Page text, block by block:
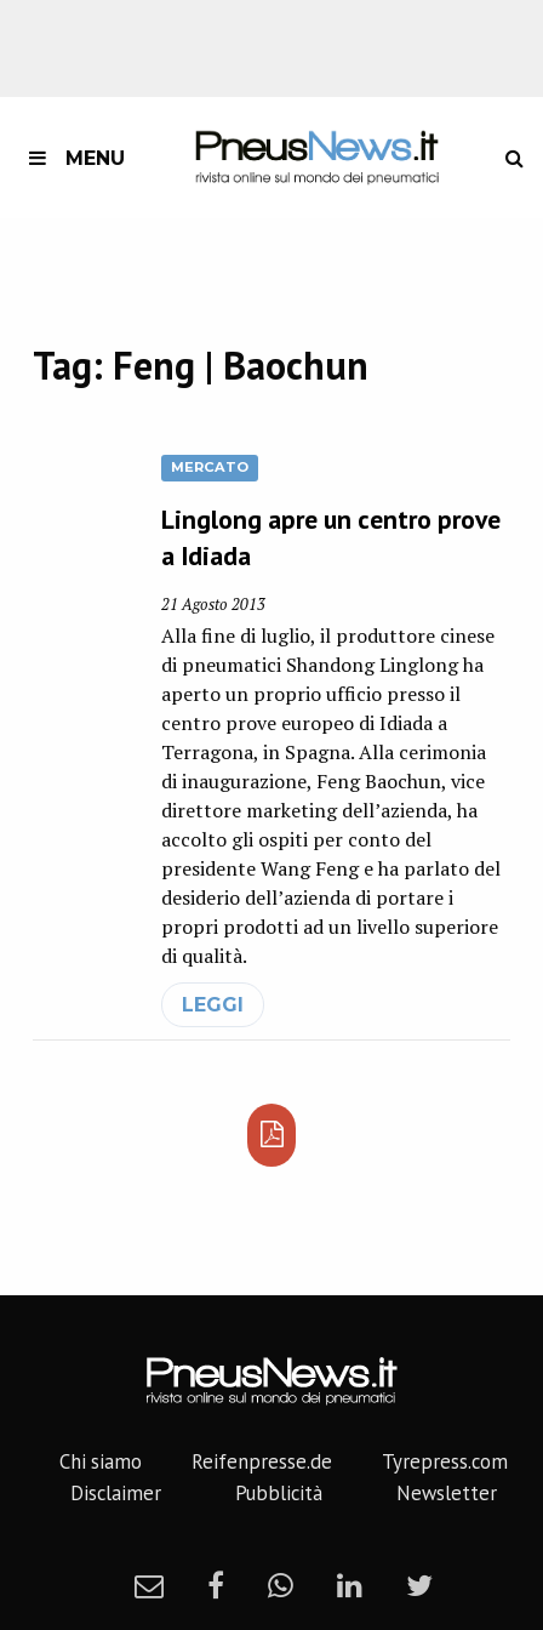
MENU
Tag: Feng | Baochun
MERCATO
Linglong apre un centro prove
a Idiada
21 Agosto 2013
Alla fine di luglio, il produttore cinese
di pneumatici Shandong Linglong ha
aperto un proprio ufficio presso il
centro prove europeo di Idiada a
Terragona, in Spagna. Alla cerimonia
di inaugurazione, Feng Baochun, vice
direttore marketing dell’azienda, ha
accolto gli ospiti per conto del
presidente Wang Feng e ha parlato del
desiderio dell’azienda di portare i
propri prodotti ad un livello superiore
di qualità.
LEGGI
Chi siamo Reifenpresse.de
Tyrepress.com
Disclaimer
Pubblicità Newsletter